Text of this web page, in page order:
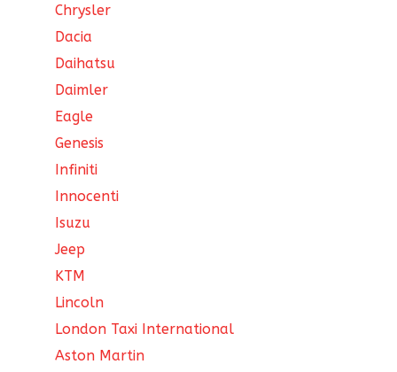
Chrysler
Dacia
Daihatsu
Daimler
Eagle
Genesis
Infiniti
Innocenti
Isuzu
Jeep
KTM
Lincoln
London Taxi International
Aston Martin